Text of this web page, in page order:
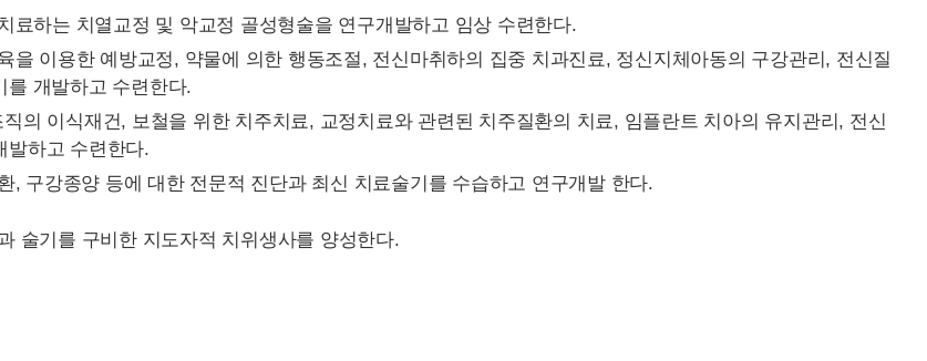
하는 치열교정 및 악교정 골성형술을 연구개발하고 임상 수련한다.
이용한 예방교정, 약물에 의한 행동조절, 전신마취하의 집중 치과진료, 정신지체아동의 구강관리, 전신질
를 개발하고 수련한다.
의 이식재건, 보철을 위한 치주치료, 교정치료와 관련된 치주질환의 치료, 임플란트 치아의 유지관리, 전신
발하고 수련한다.
구강종양 등에 대한 전문적 진단과 최신 치료술기를 수습하고 연구개발 한다.
술기를 구비한 지도자적 치위생사를 양성한다.